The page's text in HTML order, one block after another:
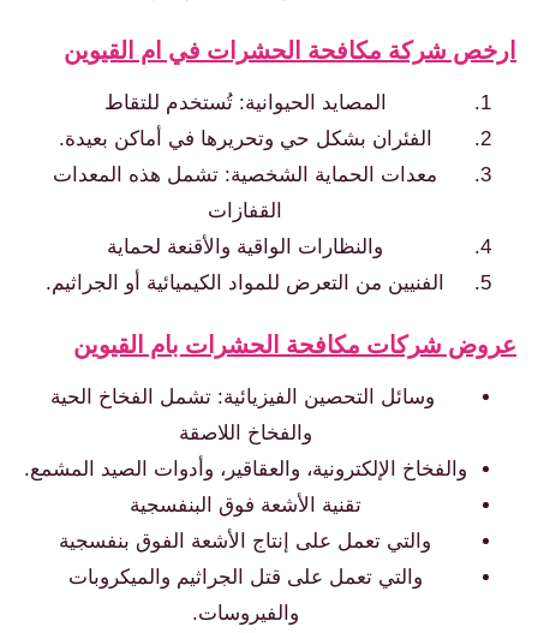
شركة مكافحة الحشرات في ام القيوين
المصايد الحيوانية: تُستخدم للتقاط
الفئران بشكل حي وتحريرها في أماكن بعيدة.
معدات الحماية الشخصية: تشمل هذه المعدات
القفازات
والنظارات الواقية والأقنعة لحماية
الفنيين من التعرض للمواد الكيميائية أو الجراثيم.
شركات مكافحة الحشرات بام القيوين
وسائل التحصين الفيزيائية: تشمل الفخاخ الحية
والفخاخ اللاصقة
والفخاخ الإلكترونية، والعقاقير، وأدوات الصيد المشمع.
تقنية الأشعة فوق البنفسجية
والتي تعمل على إنتاج الأشعة الفوق بنفسجية
والتي تعمل على قتل الجراثيم والميكروبات
والفيروسات.